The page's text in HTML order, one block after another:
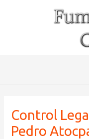
Control
Pedro